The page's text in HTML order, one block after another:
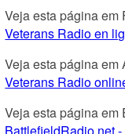
Veja esta página em
Veterans Radio en
Veja esta página em
Veterans Radio
Veja esta página em
BattlefieldRadio.net